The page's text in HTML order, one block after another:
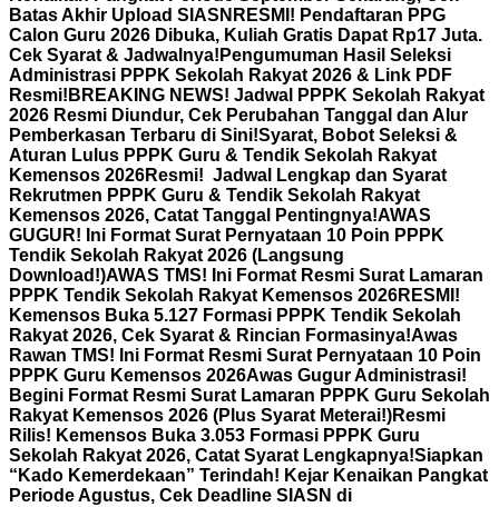
Batas Akhir Upload SIASN RESMI! Pendaftaran PPG
Calon Guru 2026 Dibuka, Kuliah Gratis Dapat Rp17 Juta.
Cek Syarat & Jadwalnya! Pengumuman Hasil Seleksi
Administrasi PPPK Sekolah Rakyat 2026 & Link PDF
Resmi! BREAKING NEWS! Jadwal PPPK Sekolah Rakyat
2026 Resmi Diundur, Cek Perubahan Tanggal dan Alur
Pemberkasan Terbaru di Sini!Syarat, Bobot Seleksi &
Aturan Lulus PPPK Guru & Tendik Sekolah Rakyat
Kemensos 2026Resmi! Jadwal Lengkap dan Syarat
Rekrutmen PPPK Guru & Tendik Sekolah Rakyat
Kemensos 2026, Catat Tanggal Pentingnya!AWAS
GUGUR! Ini Format Surat Pernyataan 10 Poin PPPK
Tendik Sekolah Rakyat 2026 (Langsung
Download!)AWAS TMS! Ini Format Resmi Surat Lamaran
PPPK Tendik Sekolah Rakyat Kemensos 2026RESMI!
Kemensos Buka 5.127 Formasi PPPK Tendik Sekolah
Rakyat 2026, Cek Syarat & Rincian Formasinya!Awas
Rawan TMS! Ini Format Resmi Surat Pernyataan 10 Poin
PPPK Guru Kemensos 2026Awas Gugur Administrasi!
Begini Format Resmi Surat Lamaran PPPK Guru Sekolah
Rakyat Kemensos 2026 (Plus Syarat Meterai!)Resmi
Rilis! Kemensos Buka 3.053 Formasi PPPK Guru
Sekolah Rakyat 2026, Catat Syarat Lengkapnya!Siapkan
“Kado Kemerdekaan” Terindah! Kejar Kenaikan Pangkat
Periode Agustus, Cek Deadline SIASN di